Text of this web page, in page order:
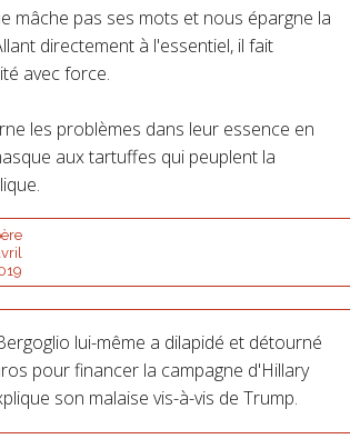
mâche pas ses mots et nous épargne la
directement à l'essentiel, il fait
avec force.
les problèmes dans leur essence en
aux tartuffes qui peuplent la
lui-même a dilapidé et détourné
pour financer la campagne d'Hillary
son malaise vis-à-vis de Trump.